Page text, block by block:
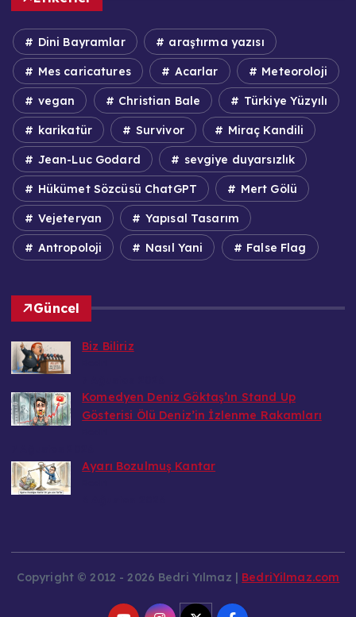
Dini Bayramlar araştırma yazısı
Mes caricatures Acarlar Meteoroloji
vegan Christian Bale Türkiye Yüzyılı
karikatür Survivor Miraç Kandili
Jean-Luc Godard sevgiye duyarsızlık
Hükümet Sözcüsü ChatGPT Mert Gölü
Vejeteryan Yapısal Tasarım
Antropoloji Nasıl Yani False Flag
Güncel
Biz Biliriz
Komedyen Deniz Göktaş’ın Stand Up
Gösterisi Ölü Deniz’in İzlenme Rakamları
Ayarı Bozulmuş Kantar
Copyright © 2012 - 2026 Bedri Yılmaz | BedriYilmaz.com